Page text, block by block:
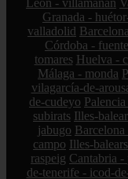
León - villamañán
Granada -
valladolid
Córdoba -
tomares Huelva -
Málaga - monda
vilagarcía-de-
de-cudeyo
subirats Illes-
jabugo
campo Illes-
raspeig Cantabria -
de-tenerife - icod-